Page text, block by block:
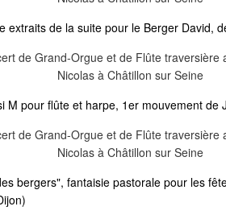
extraits de la suite pour le Berger David,
M pour flûte et harpe, 1er mouvement de
bergers", fantaisie pastorale pour les